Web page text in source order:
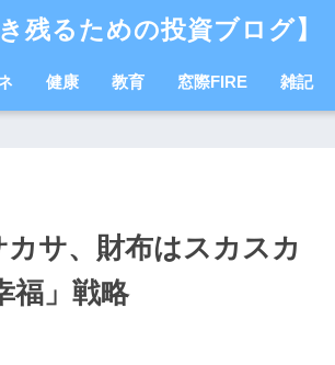
き残るための投資ブログ】
健康 教育 窓際FIRE 雑記
カサ、財布はスカスカ
福」戦略